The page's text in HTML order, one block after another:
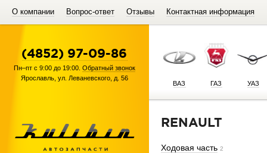
О компании Вопрос-ответ Отзывы Контактная информация
ВАЗ ГАЗ УАЗ
RENAULT
Ходовая часть 2
(4852) 97-09-86
Пн–пт с 9:00 до 19:00. Обратный звонок
Ярославль ул. Леваневского, д. 56